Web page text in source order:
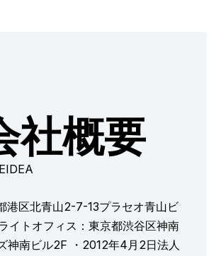
社概要
港区北青山2-7-13プラセオ青山ビ
イトオフィス：東京都渋谷区神南
神南ビル2F ・2012年4月2日法人